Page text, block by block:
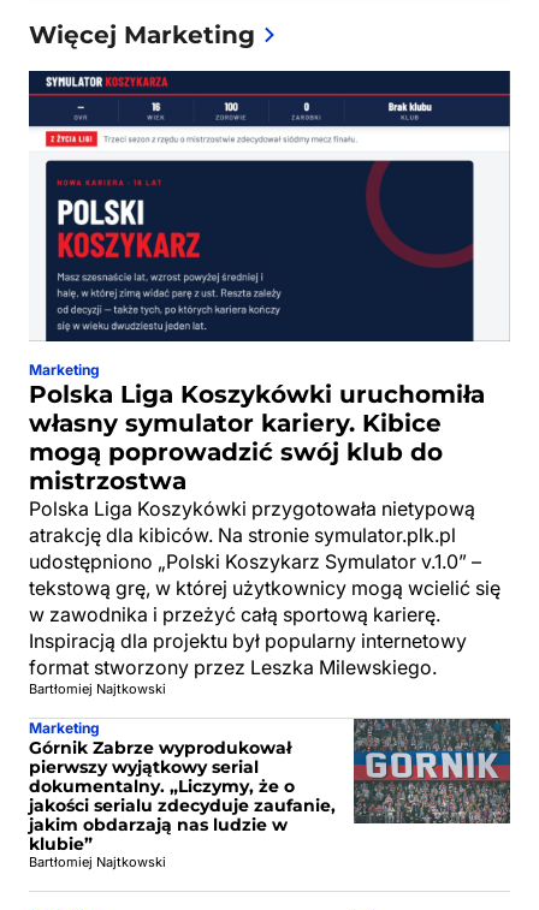
Więcej Marketing
Marketing
Polska Liga Koszykówki uruchomiła
własny symulator kariery. Kibice
mogą poprowadzić swój klub do
mistrzostwa
Polska Liga Koszykówki przygotowała nietypową
atrakcję dla kibiców. Na stronie symulator.plk.pl
udostępniono „Polski Koszykarz Symulator v.1.0” –
tekstową grę, w której użytkownicy mogą wcielić się
w zawodnika i przeżyć całą sportową karierę.
Inspiracją dla projektu był popularny internetowy
format stworzony przez Leszka Milewskiego.
Bartłomiej Najtkowski
Marketing
Górnik Zabrze wyprodukował
pierwszy wyjątkowy serial
dokumentalny. „Liczymy, że o
jakości serialu zdecyduje zaufanie,
jakim obdarzają nas ludzie w
klubie”
Bartłomiej Najtkowski